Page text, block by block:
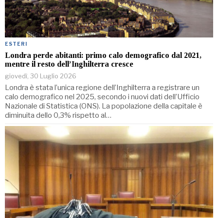
ESTERI
Londra perde abitanti: primo calo demografico dal 2021,
mentre il resto dell’Inghilterra cresce
giovedì, 30 Luglio 2026
Londra è stata l’unica regione dell’Inghilterra a registrare un
calo demografico nel 2025, secondo i nuovi dati dell’Ufficio
Nazionale di Statistica (ONS). La popolazione della capitale è
diminuita dello 0,3% rispetto al…